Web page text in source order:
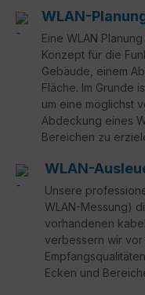
WLAN-
Eine WLAN
Konzept für die
Gebäude, einem
Fläche. Im Grunde
um eine möglichst
Abdeckung eines
Bereichen zu
WLAN-
Unsere
WLAN-Messung)
vorhandenen
verbessern wir vor
Ecken und